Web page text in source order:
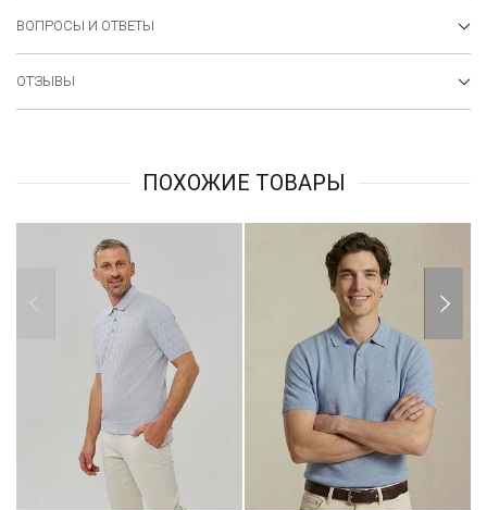
ВОПРОСЫ И ОТВЕТЫ
ОТЗЫВЫ
ПОХОЖИЕ ТОВАРЫ